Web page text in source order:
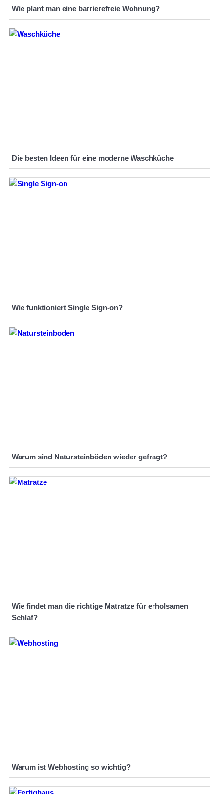
Wie plant man eine barrierefreie Wohnung?
Die besten Ideen für eine moderne Waschküche
Wie funktioniert Single Sign-on?
Warum sind Natursteinböden wieder gefragt?
Wie findet man die richtige Matratze für erholsamen
Schlaf?
Warum ist Webhosting so wichtig?